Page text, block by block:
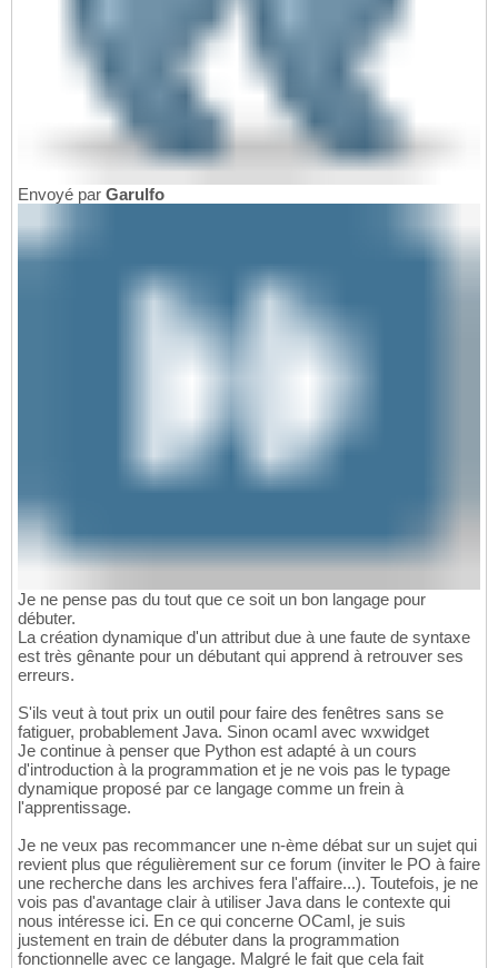
Envoyé par Garulfo
Je ne pense pas du tout que ce soit un bon langage pour
débuter.
La création dynamique d'un attribut due à une faute de syntaxe
est très gênante pour un débutant qui apprend à retrouver ses
erreurs.
S'ils veut à tout prix un outil pour faire des fenêtres sans se
fatiguer, probablement Java. Sinon ocaml avec wxwidget
Je continue à penser que Python est adapté à un cours
d'introduction à la programmation et je ne vois pas le typage
dynamique proposé par ce langage comme un frein à
l'apprentissage.
Je ne veux pas recommancer une n-ème débat sur un sujet qui
revient plus que régulièrement sur ce forum (inviter le PO à faire
une recherche dans les archives fera l'affaire...). Toutefois, je ne
vois pas d'avantage clair à utiliser Java dans le contexte qui
nous intéresse ici. En ce qui concerne OCaml, je suis
justement en train de débuter dans la programmation
fonctionnelle avec ce langage. Malgré le fait que cela fait